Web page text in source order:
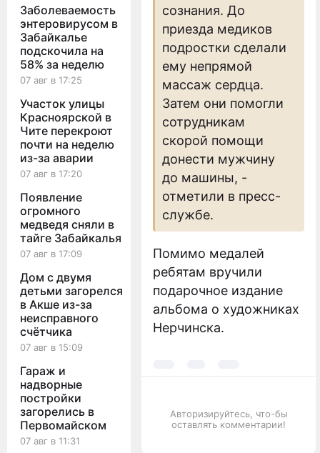
Заболеваемость
энтеровирусом в
Забайкалье
подскочила на
58% за неделю
07 авг в 17:25
Участок улицы
Красноярской в
Чите перекроют
почти на неделю
из-за аварии
07 авг в 17:20
Появление
огромного
медведя сняли в
тайге Забайкалья
07 авг в 17:09
Дом с двумя
детьми загорелся
в Акше из-за
неисправного
счётчика
07 авг в 15:09
Гараж и
надворные
постройки
загорелись в
Первомайском
07 авг в 11:31
сознания. До
приезда медиков
подростки сделали
ему непрямой
массаж сердца.
Затем они помогли
сотрудникам
скорой помощи
донести мужчину
до машины, -
отметили в пресс-
службе.
Помимо медалей
ребятам вручили
подарочное издание
альбома о художниках
Нерчинска.
Авторизируйтесь, что-бы
оставлять комментарии!